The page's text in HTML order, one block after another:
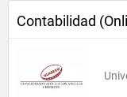
Contabilidad